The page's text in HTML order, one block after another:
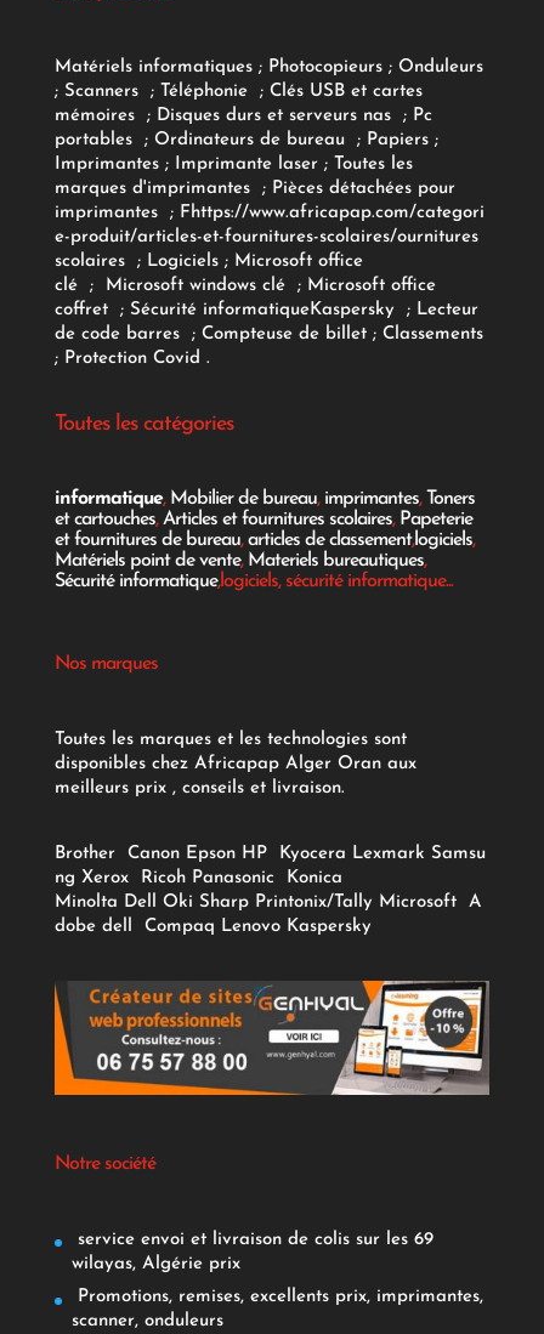
Matériels informatiques; Photocopieurs; Onduleurs
; Scanners ; Téléphonie ; Clés USB et cartes
mémoires
; Disques durs et serveurs nas ; Pc
portables
; Ordinateurs de bureau ; Papiers;
Imprimantes;Imprimante laser;
Toutes les
marques d'imprimantes
; Pièces détachées pour
imprimantes
; F https://www.africapap.com/categori
e-produit/articles-et-fournitures-scolaires/ournitures
scolaires; Logiciels ; Microsoft office
clé
; Microsoft windows clé; Microsoft office
coffret ; Sécurité informatiqueKaspersky ; Lecteur
de code barres
; Compteuse de billet; Classements
; Protection Covid .
Toutes les catégories
informatique, Mobilier de bureau, imprimantes, Toners
et cartouches,Articles et fournitures scolaires, Papeterie
et fournitures de bureau,articles de classement,logiciels,
Matériels point de vente, Materiels bureautiques,
Sécurité informatique,logiciels, sécurité informatique...
Nos marques
Toutes les marques et les technologies sont
disponibles chez Africapap Alger Oran aux
meilleurs prix , conseils et livraison.
Brother Canon Epson HP Kyocera Lexmark Samsu
ng Xerox Ricoh Panasonic
Konica
Minolta Dell Oki Sharp Printonix/Tally Microsoft
A
dobe dell Compaq Lenovo Kaspersky
Notre société
service envoi et livraison de colis sur les 69
wilayas, Algérie prix
Promotions, remises, excellents prix, imprimantes,
scanner, onduleurs